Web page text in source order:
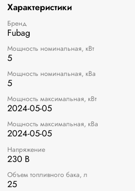
Характеристики
Бренд
Fubag
Мощность номинальная, кВт
5
Мощность номинальная, кВа
5
Мощность максимальная, кВт
2024-05-05
Мощность максимальная, кВа
2024-05-05
Напряжение
230 В
Объем топливного бака, л
25